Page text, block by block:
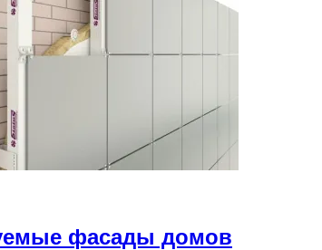
фасады домов